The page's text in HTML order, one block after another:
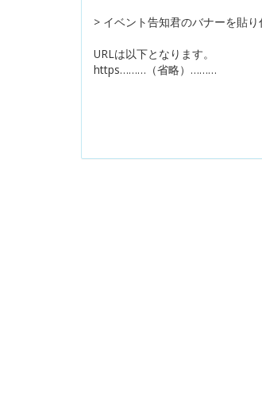
> イベント告知君のバナーを貼
URLは以下となります。
https………（省略）………